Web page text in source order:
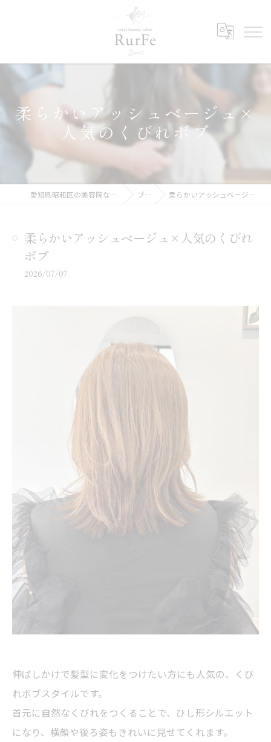
柔らかいアッシュベージュ×
人気のくびれボブ
愛知県昭和区の美容院ならRurFe【ルルフェ】 ブログ 柔らかいアッシュベージュ×人気のくびれボブ
柔らかいアッシュベージュ×人気のくびれ
ボブ
2026/07/07
伸ばしかけで髪型に変化をつけたい方にも人気の、くび
れボブスタイルです。
首元に自然なくびれをつくることで、ひし形シルエット
になり、横顔や後ろ姿もきれいに見せてくれます。